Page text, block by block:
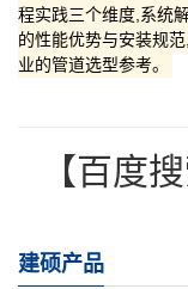
程实践三个维度,系统
的性能优势与安装规
业的管道选型参考。
【百度
建硕产品